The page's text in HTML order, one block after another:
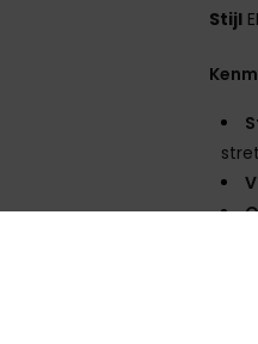
Stijl